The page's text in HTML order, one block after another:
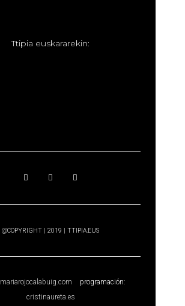
Ttipia euskararekin:
@COPYRIGHT | 2019 | TTIPIA.EUS
mariarojocalabuig.com
programación:
cristinaureta.es